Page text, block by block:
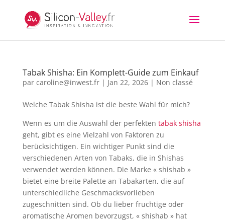
Tabak Shisha: Ein Komplett-Guide zum Einkauf
par caroline@inwest.fr| Jan 22, 2026| Non classé
Welche Tabak Shisha ist die beste Wahl für mich?
Wenn es um die Auswahl der perfekten tabak shisha
geht, gibt es eine Vielzahl von Faktoren zu
berücksichtigen. Ein wichtiger Punkt sind die
verschiedenen Arten von Tabaks, die in Shishas
verwendet werden können. Die Marke « shishab »
bietet eine breite Palette an Tabakarten, die auf
unterschiedliche Geschmacksvorlieben
zugeschnitten sind. Ob du lieber fruchtige oder
aromatische Aromen bevorzugst, « shishab » hat